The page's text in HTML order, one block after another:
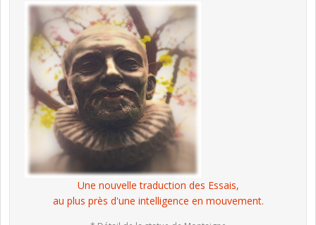
Une nouvelle traduction des Essais,
au plus près d'une intelligence en mouvement.